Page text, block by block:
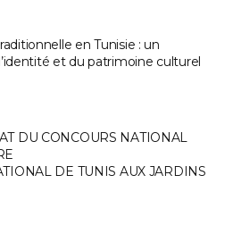
en Tunisie : un
et du patrimoine culturel
DU CONCOURS NATIONAL
DE TUNIS AUX JARDINS